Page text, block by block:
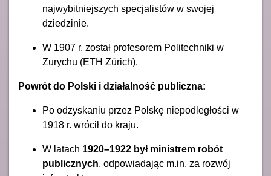
najwybitniejszych specjalistów w swojej
dziedzinie.
W 1907 r. został profesorem Politechniki w
Zurychu (ETH Zürich).
Powrót do Polski i działalność publiczna:
Po odzyskaniu przez Polskę niepodległości w
1918 r. wrócił do kraju.
W latach 1920–1922 był ministrem robót
publicznych, odpowiadając m.in. za rozwój